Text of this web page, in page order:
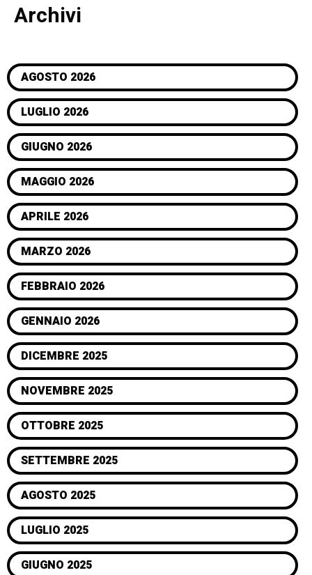
Archivi
AGOSTO 2026
LUGLIO 2026
GIUGNO 2026
MAGGIO 2026
APRILE 2026
MARZO 2026
FEBBRAIO 2026
GENNAIO 2026
DICEMBRE 2025
NOVEMBRE 2025
OTTOBRE 2025
SETTEMBRE 2025
AGOSTO 2025
LUGLIO 2025
GIUGNO 2025